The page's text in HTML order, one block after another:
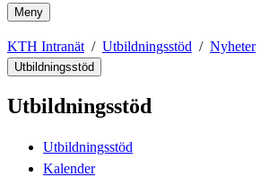
Meny
KTH Intranät Utbildningsstöd Nyheter
Utbildningsstöd
Utbildningsstöd
Utbildningsstöd
Kalender